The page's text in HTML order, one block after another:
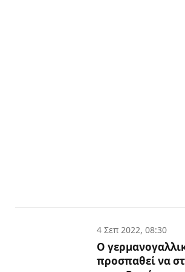
4 Σεπ 2022, 08:30
Ο
προσπαθεί να